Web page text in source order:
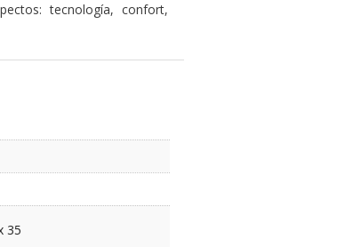
tecnología, confort,
35